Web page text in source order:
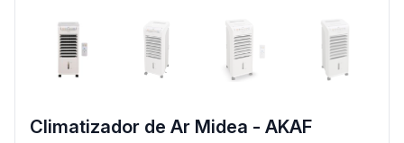
Climatizador de Ar Midea - AKAF